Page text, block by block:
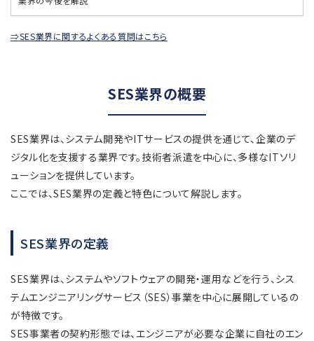
⇒SES業界に関するよくある質問はこちら
SES業界の概要
SES業界は、システム開発やITサービスの提供を通じて、企業のデ
ジタル化を支援する業界です。技術者派遣を中心に、多様なITソリ
ューションを提供しています。
ここでは、SES業界の定義と特色について解説します。
SES業界の定義
SES業界は、システムやソフトウェアの開発・運用などを行う、シス
テムエンジニアリングサービス（SES）事業を中心に展開しているの
が特徴です。
SES事業者の契約形態では、エンジニアが必要な企業に自社のエン